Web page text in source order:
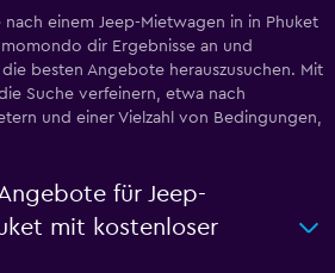
einem Jeep-Mietwagen in in Phuket
dir Ergebnisse an und
besten Angebote herauszusuchen. Mit
Suche verfeinern, etwa nach
und einer Vielzahl von Bedingungen,
für Jeep-
mit kostenloser